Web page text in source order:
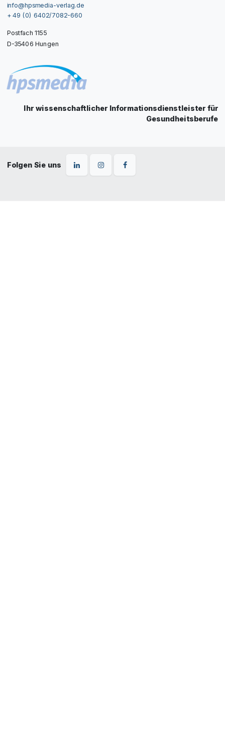
info@hpsmedia-verlag.de
+ 49 (0) 6402/7082-660
Postfach 1155
D-35406 Hungen
Ihr wissenschaftlicher Informationsdienstleister für
Gesundheitsberufe
Folgen Sie uns